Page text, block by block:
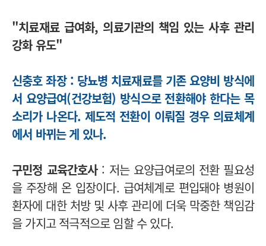
"치료재료 급여화, 의료기관의 책임 있는 사후 관리
강화 유도"
신충호 좌장 : 당뇨병 치료재료를 기존 요양비 방식에
서 요양급여(건강보험) 방식으로 전환해야 한다는 목
소리가 나온다. 제도적 전환이 이뤄질 경우 의료체계
에서 바뀌는 게 있나.
구민정 교육간호사: 저는 요양급여로의 전환 필요성
을 주장해 온 입장이다. 급여체계로 편입돼야 병원이
환자에 대한 처방 및 사후 관리에 더욱 막중한 책임감
을 가지고 적극적으로 임할 수 있다.